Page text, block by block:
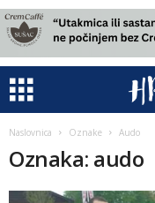
Naslovnica Oznake Audo
Oznaka: audo